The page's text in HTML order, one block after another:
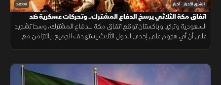
52:00 الشرق للأخبار أخبار
اتفاق مكة الثلاثي يرسخ الدفاع المشترك.. وتحركات عسكرية ضد
الحوثيين
السعودية وتركيا وباكستان توقع اتفاق مكة للدفاع المشترك، وسط تشديد
على أن أي هجوم على إحدى الدول الثلاث يستهدف الجميع. بالتزامن مع